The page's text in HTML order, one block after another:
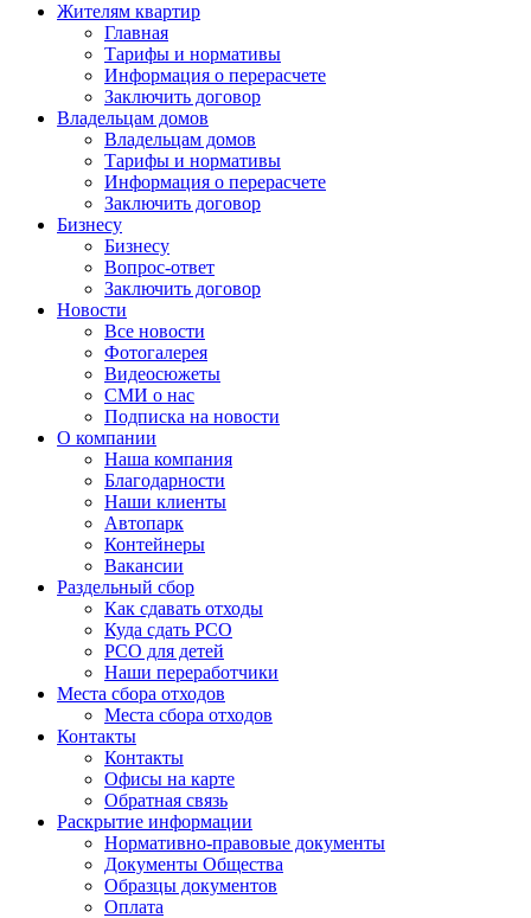
Жителям квартир
Главная
Тарифы и нормативы
Информация о перерасчете
Заключить договор
Владельцам домов
Владельцам домов
Тарифы и нормативы
Информация о перерасчете
Заключить договор
Бизнесу
Бизнесу
Вопрос-ответ
Заключить договор
Новости
Все новости
Фотогалерея
Видеосюжеты
СМИ о нас
Подписка на новости
О компании
Наша компания
Благодарности
Наши клиенты
Автопарк
Контейнеры
Вакансии
Раздельный сбор
Как сдавать отходы
Куда сдать РСО
РСО для детей
Наши переработчики
Места сбора отходов
Места сбора отходов
Контакты
Контакты
Офисы на карте
Обратная связь
Раскрытие информации
Нормативно-правовые документы
Документы Общества
Образцы документов
Оплата